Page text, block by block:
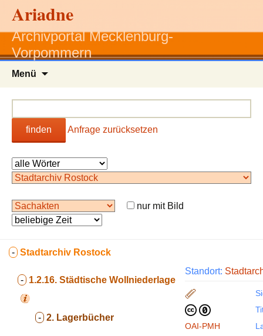
Ariadne
Archivportal Mecklenburg-
Vorpommern
Menü
finden Anfrage zurücksetzen
nur mit Bild
- Stadtarchiv Rostock
- 1.2.16. Städtische Wollniederlage
- 2. Lagerbücher
Standort:
OAI-PMH